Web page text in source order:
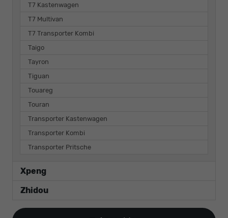
T7 Kastenwagen
T7 Multivan
T7 Transporter Kombi
Taigo
Tayron
Tiguan
Touareg
Touran
Transporter Kastenwagen
Transporter Kombi
Transporter Pritsche
Xpeng
Zhidou